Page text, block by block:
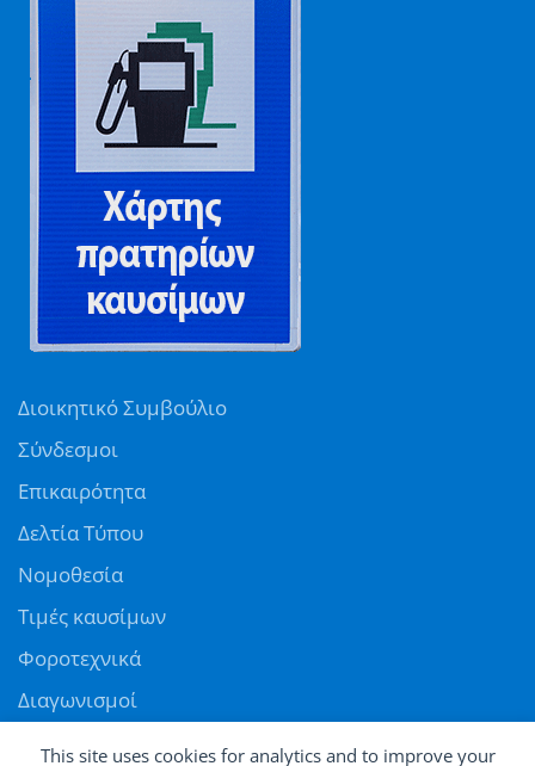
This site uses cookies for analytics and to improve your
Διοικητικό Συμβούλιο
Σύνδεσμοι
Επικαιρότητα
Δελτία Τύπου
Νομοθεσία
Τιμές καυσίμων
Φοροτεχνικά
Διαγωνισμοί
Αγγελίες